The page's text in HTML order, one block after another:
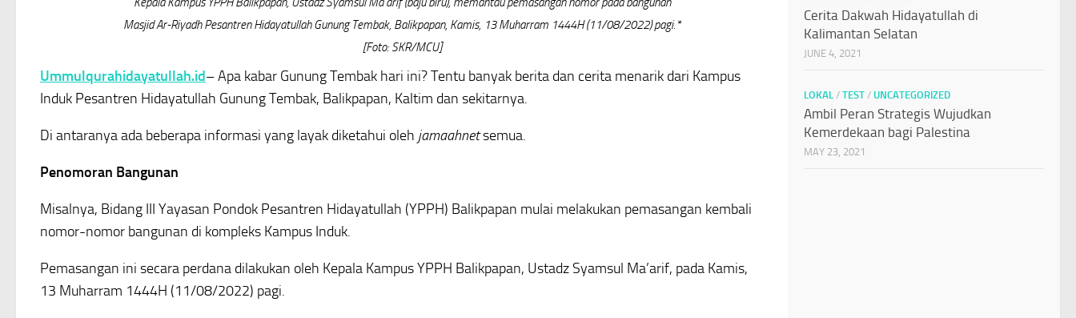
Masjid Ar-Riyadh Pesantren Hidayatullah Gunung Tembak, Balikpapan, Kamis, 13 Muharram 1444H (11/08/2022) pagi.*
[Foto: SKR/MCU]
Ummulqurahidayatullah.id– Apa kabar Gunung Tembak hari ini? Tentu banyak berita dan cerita menarik dari Kampus
Induk Pesantren Hidayatullah Gunung Tembak, Balikpapan, Kaltim dan sekitarnya.
Di antaranya ada beberapa informasi yang layak diketahui oleh jamaahnetsemua.
Penomoran Bangunan
Misalnya, Bidang III Yayasan Pondok Pesantren Hidayatullah (YPPH) Balikpapan mulai melakukan pemasangan kembali
nomor-nomor bangunan di kompleks Kampus Induk.
Pemasangan ini secara perdana dilakukan oleh Kepala Kampus YPPH Balikpapan, Ustadz Syamsul Ma’arif, pada Kamis,
13 Muharram 1444H (11/08/2022) pagi.
Cerita Dakwah Hidayatullah di
Kalimantan Selatan
JUNE 4, 2021
LOKAL / TEST / UNCATEGORIZED
Ambil Peran Strategis Wujudkan
Kemerdekaan bagi Palestina
MAY 23, 2021